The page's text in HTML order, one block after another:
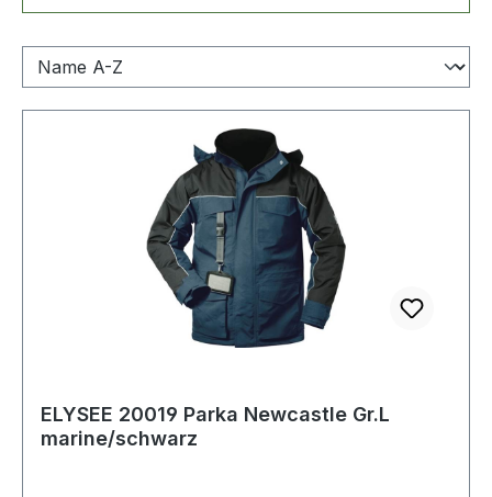
ELYSEE 20019 Parka Newcastle Gr.L
marine/schwarz